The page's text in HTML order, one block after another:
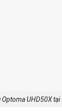
UHD50X tại